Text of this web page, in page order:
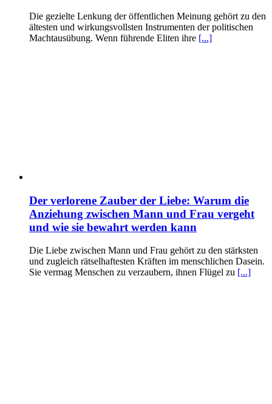
Die gezielte Lenkung der öffentlichen Meinung gehört zu den
ältesten und wirkungsvollsten Instrumenten der politischen
Machtausübung. Wenn führende Eliten ihre [...]
Der verlorene Zauber der Liebe: Warum die
Anziehung zwischen Mann und Frau vergeht
und wie sie bewahrt werden kann
Die Liebe zwischen Mann und Frau gehört zu den stärksten
und zugleich rätselhaftesten Kräften im menschlichen Dasein.
Sie vermag Menschen zu verzaubern, ihnen Flügel zu [...]